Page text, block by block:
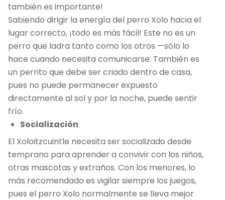
también es importante!
Sabiendo dirigir la energía del perro Xolo hacia el
lugar correcto, ¡todo es más fácil! Este no es un
perro que ladra tanto como los otros —sólo lo
hace cuando necesita comunicarse. También es
un perrito que debe ser criado dentro de casa,
pues no puede permanecer expuesto
directamente al sol y por la noche, puede sentir
frío.
Socialización
El Xoloitzcuintle necesita ser socializado desde
temprano para aprender a convivir con los niños,
otras mascotas y extraños. Con los menores, lo
más recomendado es vigilar siempre los juegos,
pues el perro Xolo normalmente se lleva mejor